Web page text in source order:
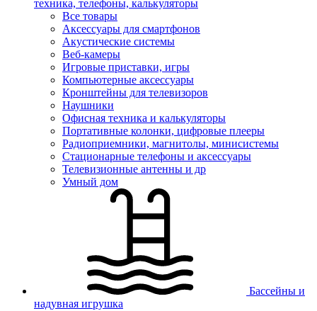
техника, телефоны, калькуляторы
Все товары
Аксессуары для смартфонов
Акустические системы
Веб-камеры
Игровые приставки, игры
Компьютерные аксессуары
Кронштейны для телевизоров
Наушники
Офисная техника и калькуляторы
Портативные колонки, цифровые плееры
Радиоприемники, магнитолы, минисистемы
Стационарные телефоны и аксессуары
Телевизионные антенны и др
Умный дом
Бассейны и
надувная игрушка